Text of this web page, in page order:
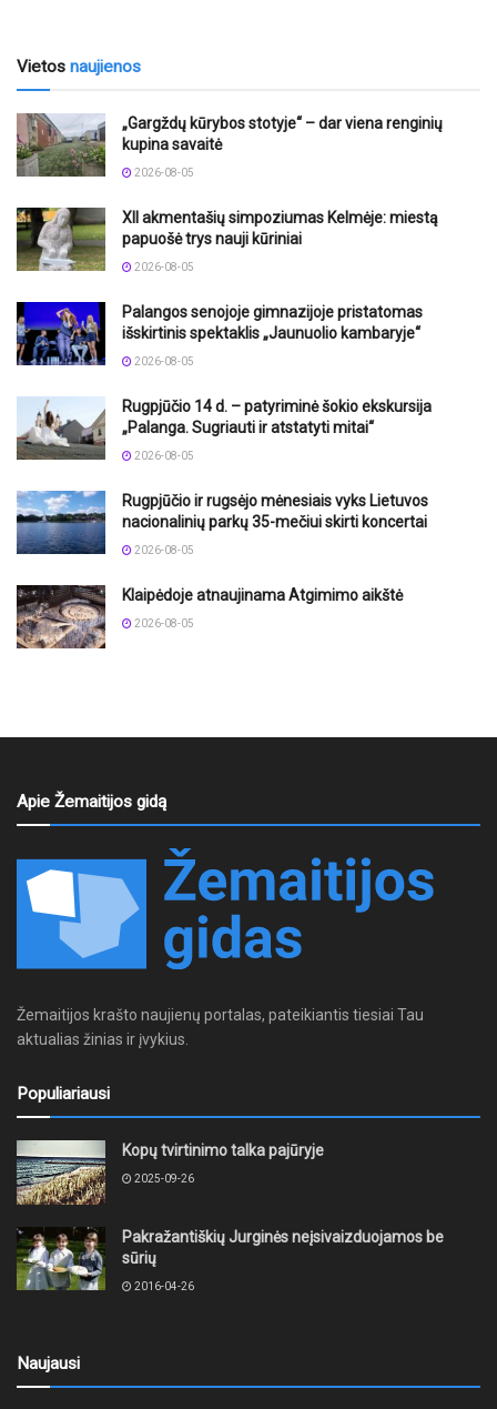
Vietos naujienos
„Gargždų kūrybos stotyje“ – dar viena renginių
kupina savaitė
2026-08-05
XII akmentašių simpoziumas Kelmėje: miestą
papuošė trys nauji kūriniai
2026-08-05
Palangos senojoje gimnazijoje pristatomas
išskirtinis spektaklis „Jaunuolio kambaryje“
2026-08-05
Rugpjūčio 14 d. – patyriminė šokio ekskursija
„Palanga. Sugriauti ir atstatyti mitai“
2026-08-05
Rugpjūčio ir rugsėjo mėnesiais vyks Lietuvos
nacionalinių parkų 35-mečiui skirti koncertai
2026-08-05
Klaipėdoje atnaujinama Atgimimo aikštė
2026-08-05
Apie Žemaitijos gidą
Žemaitijos krašto naujienų portalas, pateikiantis tiesiai Tau
aktualias žinias ir įvykius.
Populiariausi
Kopų tvirtinimo talka pajūryje
2025-09-26
Pakražantiškių Jurginės neįsivaizduojamos be
sūrių
2016-04-26
Naujausi